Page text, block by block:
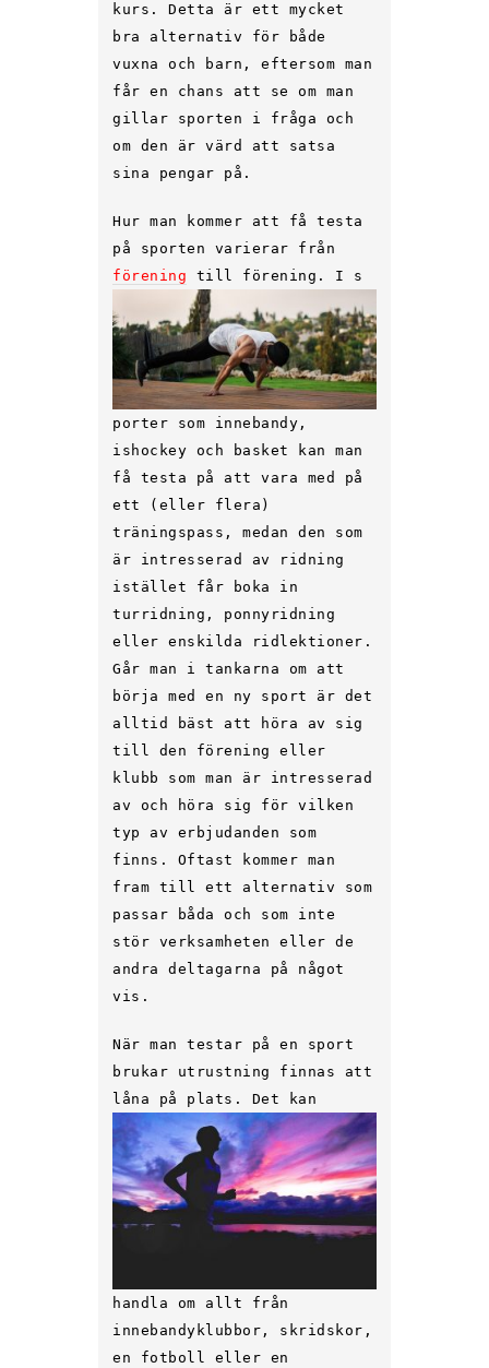
kurs. Detta är ett mycket
bra alternativ för både
vuxna och barn, eftersom man
får en chans att se om man
gillar sporten i fråga och
om den är värd att satsa
sina pengar på.
Hur man kommer att få testa
på sporten varierar från
förening till förening. I s
porter som innebandy,
ishockey och basket kan man
få testa på att vara med på
ett (eller flera)
träningspass, medan den som
är intresserad av ridning
istället får boka in
turridning, ponnyridning
eller enskilda ridlektioner.
Går man i tankarna om att
börja med en ny sport är det
alltid bäst att höra av sig
till den förening eller
klubb som man är intresserad
av och höra sig för vilken
typ av erbjudanden som
finns. Oftast kommer man
fram till ett alternativ som
passar båda och som inte
stör verksamheten eller de
andra deltagarna på något
vis.
När man testar på en sport
brukar utrustning finnas att
låna på plats. Det kan
handla om allt från
innebandyklubbor, skridskor,
en fotboll eller en